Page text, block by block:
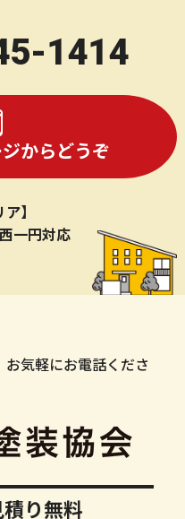
1414
からどうぞ
】
一円対応
気軽にお電話くださ
り無料